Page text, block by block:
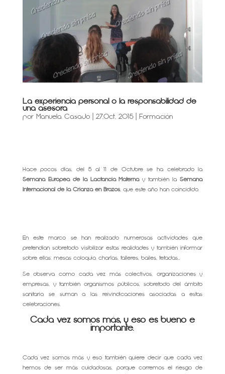
La experiencia personal o la responsabilidad de
una asesora
por Manuela Casado| 27,Oct, 2015| Formación
Hace pocos días, del 5 al 11 de Octubre se ha celebrado la
Semana Europea de la Lactancia Maternay también laSemana
Internacional de la Crianza en Brazos, que este año han coincidido.
En este marco se han realizado numerosas actividades que
pretendían sobretodo visibilizar estas realidades y también informar
sobre ellas: mesas coloquio, charlas, talleres, bailes, tetadas…
Se observa como cada vez más colectivos, organizaciones y
empresas, y también organismos públicos, sobretodo del ámbito
sanitario, se suman a las reivindicaciones asociadas a estas
celebraciones.
Cada vez somos más, y eso es bueno e
importante.
Cada vez somos más y eso también quiere decir que cada vez
hemos de ser más cuidadosas, porque corremos el riesgo de